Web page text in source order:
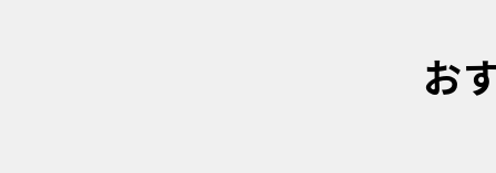
お